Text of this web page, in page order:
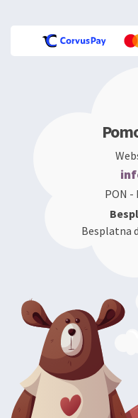
PON -
Besplatna